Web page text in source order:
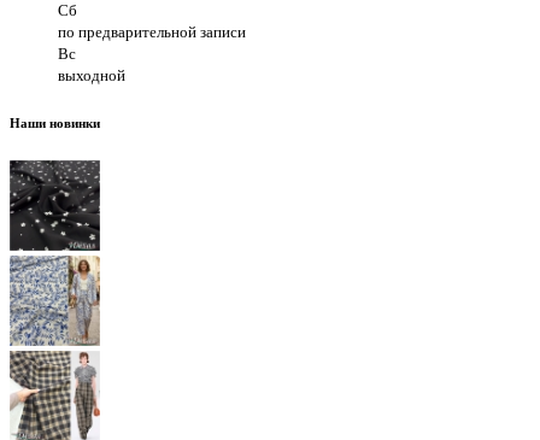
Сб
по предварительной записи
Вс
выходной
Наши новинки